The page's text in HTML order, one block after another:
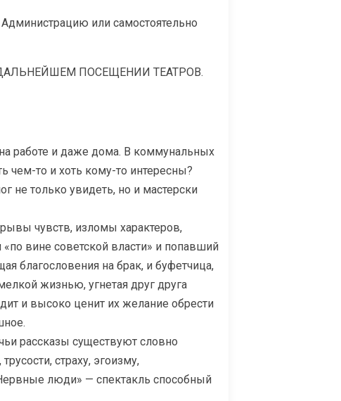
или самостоятельно
ПОСЕЩЕНИИ ТЕАТРОВ.
работе и даже дома. В коммунальных
чем-то и хоть кому-то интересны?
не только увидеть, но и мастерски
чувств, изломы характеров,
вине советской власти» и попавший
благословения на брак, и буфетчица,
жизнью, угнетая друг друга
и высоко ценит их желание обрести
рассказы существуют словно
страху, эгоизму,
люди» — спектакль способный